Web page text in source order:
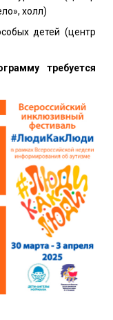
холл)
детей (центр
требуется